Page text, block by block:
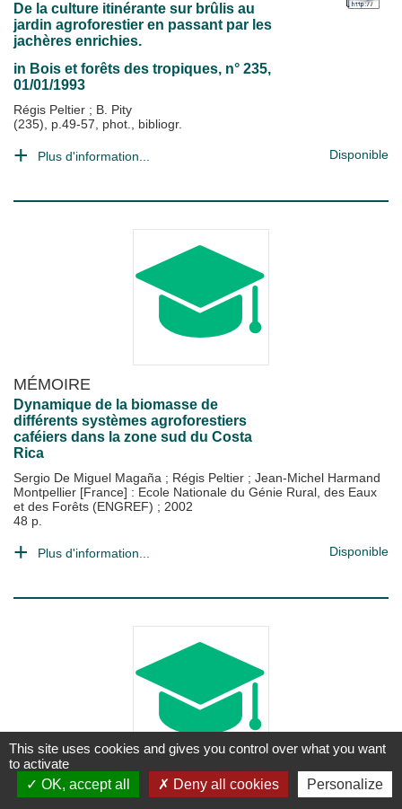
De la culture itinérante sur brûlis au
jardin agroforestier en passant par les
jachères enrichies.
in Bois et forêts des tropiques, n° 235,
01/01/1993
Régis Peltier ; B. Pity
(235), p.49-57, phot., bibliogr.
Plus d'information... Disponible
MÉMOIRE
Dynamique de la biomasse de
différents systèmes agroforestiers
caféiers dans la zone sud du Costa
Rica
Sergio De Miguel Magaña ; Régis Peltier ; Jean-Michel Harmand
Montpellier [France] : Ecole Nationale du Génie Rural, des Eaux
et des Forêts (ENGREF) ; 2002
48 p.
Plus d'information... Disponible
MÉMOIRE
Effets d'une sécheresse et d'une
This site uses cookies and gives you control over what you want
to activate
OK, accept all
Deny all cookies Personalize